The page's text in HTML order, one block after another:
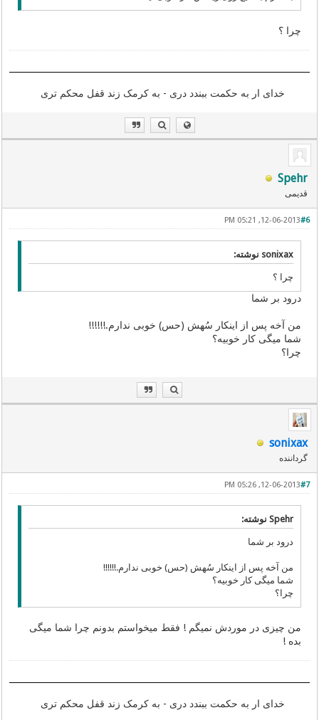
چرا ؟
خدای ار به حکمت ببندد دری - به کرمک زند قفل محکم تری
Spehr
قدیمی
#6
12-06-2013, 05:21 PM
sonixax نوشته:
چرا ؟
درود بر شما
من آخه پس از اینکار سُهش (حس) خوبی ندارم.!!!!!!
شما میگی کار خوبیه؟
چرا؟
sonixax
گرداننده
#7
12-06-2013, 05:26 PM
Spehr نوشته:
درود بر شما
من آخه پس از اینکار سُهش (حس) خوبی ندارم.!!!!!!
شما میگی کار خوبیه؟
چرا؟
من چیزی در موردش نمیگم ! فقط میخواستم بدونم چرا شما میگی
بده !
خدای ار به حکمت ببندد دری - به کرمک زند قفل محکم تری